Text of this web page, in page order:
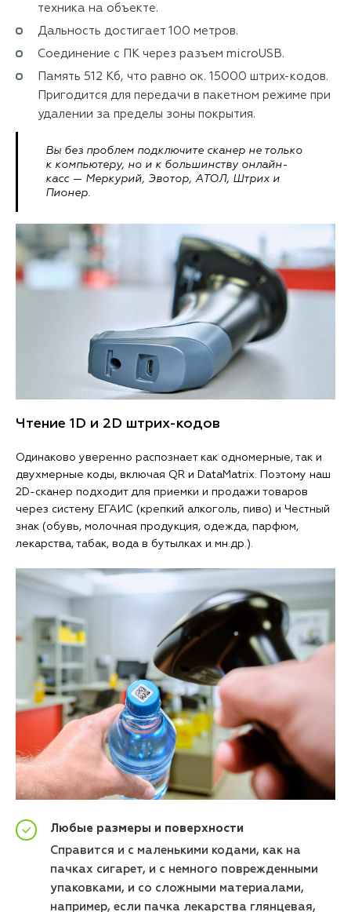
техника на объекте.
Дальность достигает 100 метров.
Соединение с ПК через разъем microUSB.
Память 512 Кб, что равно ок. 15000 штрих-кодов.
Пригодится для передачи в пакетном режиме при
удалении за пределы зоны покрытия.
Вы без проблем подключите сканер не только
к компьютеру, но и к большинству онлайн-
касс — Меркурий, Эвотор, АТОЛ, Штрих и
Пионер.
Чтение 1D и 2D штрих-кодов
Одинаково уверенно распознает как одномерные, так и
двухмерные коды, включая QR и DataMatrix. Поэтому наш
2D-сканер подходит для приемки и продажи товаров
через систему ЕГАИС (крепкий алкоголь, пиво) и Честный
знак (обувь, молочная продукция, одежда, парфюм,
лекарства, табак, вода в бутылках и мн.др.).
Любые размеры и поверхности
Справится и с маленькими кодами, как на
пачках сигарет, и с немного поврежденными
упаковками, и со сложными материалами,
например, если пачка лекарства глянцевая,